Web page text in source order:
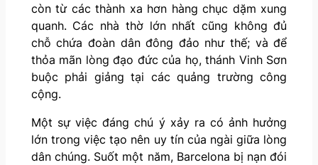
còn từ các thành xa hơn hàng chục dặm xung
quanh. Các nhà thờ lớn nhất cũng không đủ
chỗ chứa đoàn dân đông đảo như thế; và để
thỏa mãn lòng đạo đức của họ, thánh Vinh Sơn
buộc phải giảng tại các quảng trường công
cộng.
Một sự việc đáng chú ý xảy ra có ảnh hưởng
lớn trong việc tạo nên uy tín của ngài giữa lòng
dân chúng. Suốt một năm, Barcelona bị nạn đói